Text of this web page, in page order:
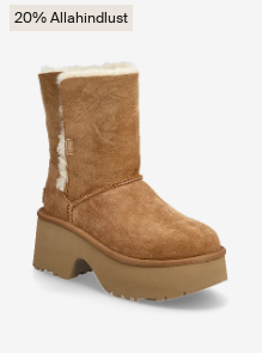
20% Allahindlust